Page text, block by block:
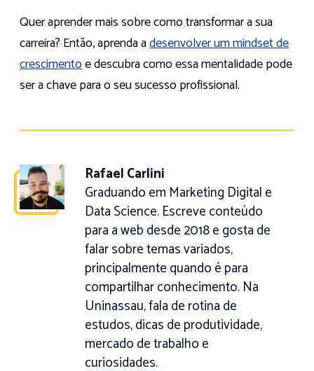
Quer aprender mais sobre como transformar a sua
carreira? Então, aprenda adesenvolver um mindset de
crescimentoe descubra como essa mentalidade pode
ser a chave para o seu sucesso profissional.
Rafael Carlini
Graduando em Marketing Digital e
Data Science. Escreve conteúdo
para a web desde 2018 e gosta de
falar sobre temas variados,
principalmente quando é para
compartilhar conhecimento. Na
Uninassau, fala de rotina de
estudos, dicas de produtividade,
mercado de trabalho e
curiosidades.